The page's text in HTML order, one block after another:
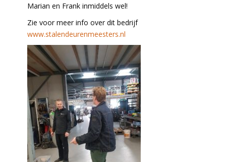
Marian en Frank inmiddels wel!
Zie voor meer info over dit bedrijf
www.stalendeurenmeesters.nl